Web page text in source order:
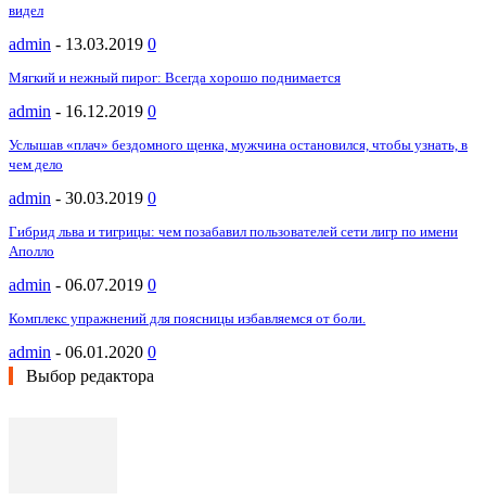
видел
admin - 13.03.2019 0
Мягкий и нежный пирог: Всегда хорошо поднимается
admin - 16.12.2019 0
Услышав «плач» бездомного щенка, мужчина остановился, чтобы узнать, в
чем дело
admin - 30.03.2019 0
Гибрид льва и тигрицы: чем позабавил пользователей сети лигр по имени
Аполло
admin - 06.07.2019 0
Комплекс упражнений для поясницы избавляемся от боли.
admin - 06.01.2020 0
Выбор редактора